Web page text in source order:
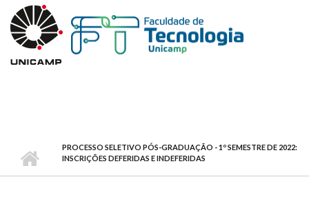
PROCESSO SELETIVO PÓS-GRADUAÇÃO - 1º SEMESTRE DE 2022:
INSCRIÇÕES DEFERIDAS E INDEFERIDAS